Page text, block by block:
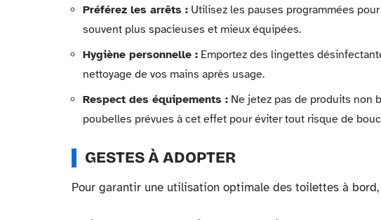
Préférez les arrêts : Utilisez les pauses programmées
souvent plus spacieuses et mieux équipées.
Hygiène personnelle : Emportez des lingettes
nettoyage de vos mains après usage.
Respect des équipements : Ne jetez pas de produits non
poubelles prévues à cet effet pour éviter tout risque de
GESTES À ADOPTER
Pour garantir une utilisation optimale des toilettes à